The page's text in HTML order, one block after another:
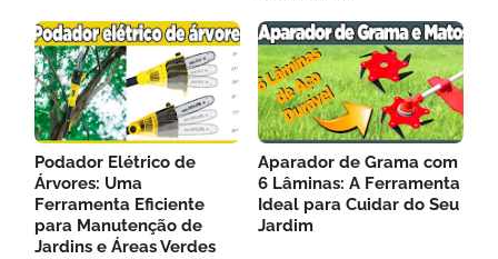
Podador Elétrico de
Árvores: Uma
Ferramenta Eficiente
para Manutenção de
Jardins e Áreas Verdes
Aparador de Grama com
6 Lâminas: A Ferramenta
Ideal para Cuidar do Seu
Jardim